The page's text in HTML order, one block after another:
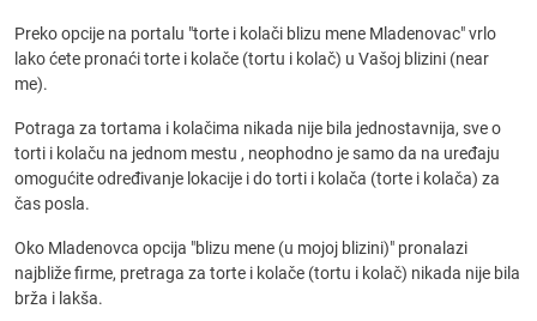
Preko opcije na portalu "torte i kolači blizu mene Mladenovac" vrlo
lako ćete pronaći torte i kolače (tortu i kolač) u Vašoj blizini (near
me).
Potraga za tortama i kolačima nikada nije bila jednostavnija, sve o
torti i kolaču na jednom mestu , neophodno je samo da na uređaju
omogućite određivanje lokacije i do torti i kolača (torte i kolača) za
čas posla.
Oko Mladenovca opcija "blizu mene (u mojoj blizini)" pronalazi
najbliže firme, pretraga za torte i kolače (tortu i kolač) nikada nije bila
brža i lakša.